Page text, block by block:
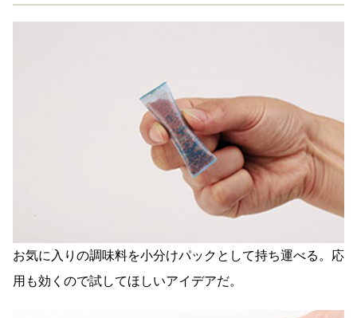
お気に入りの調味料を小分けパックとして持ち運べる。応
用も効くので試してほしいアイデアだ。